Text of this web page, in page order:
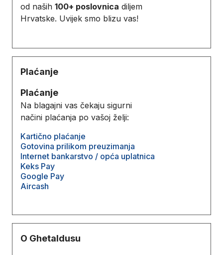
od naših 100+ poslovnica diljem
Hrvatske. Uvijek smo blizu vas!
Plaćanje
Plaćanje
Na blagajni vas čekaju sigurni
načini plaćanja po vašoj želji:
Kartično plaćanje
Gotovina prilikom preuzimanja
Internet bankarstvo / opća uplatnica
Keks Pay
Google Pay
Aircash
O Ghetaldusu